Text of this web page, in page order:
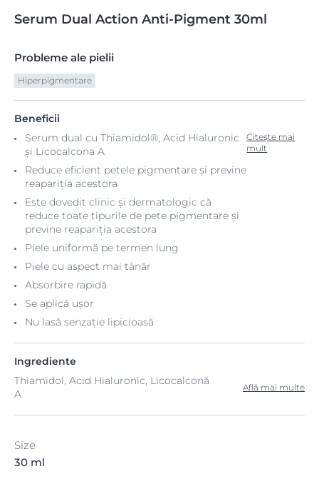
Serum Dual Action Anti-Pigment 30ml
Probleme ale pielii
Hiperpigmentare
Beneficii
Serum dual cu Thiamidol®, Acid Hialuronic
și Licocalcona A
Reduce eficient petele pigmentare și previne
reapariția acestora
Este dovedit clinic și dermatologic că
reduce toate tipurile de pete pigmentare și
previne reapariția acestora
Piele uniformă pe termen lung
Piele cu aspect mai tânăr
Absorbire rapidă
Se aplică ușor
Nu lasă senzație lipicioasă
Citește mai
mult
Ingrediente
Thiamidol, Acid Hialuronic, Licocalconă
A
Află mai multe
Size
30 ml